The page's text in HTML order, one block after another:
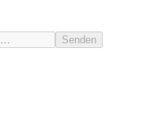
Senden